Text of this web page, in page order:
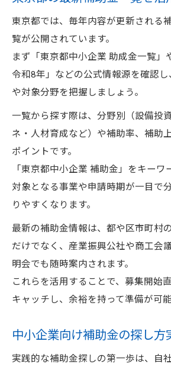
令和８年の補助金制度選びの
令和8年東京都補助金探し
中小企業が令和8年補助金
ト
補助金探し方で見落としが
度
東京都中小企業補助金令和
令和8年の新しい補助金探
自社課題別に補助金を絞り込
中小企業の課題別補助金探
自社課題に合う東京都補助
補助金探し方で課題別に制
法
中小企業の補助金探し方と
ント
東京都補助金探し方で自社
東京都では、毎年内容が更新される
覧が公開されています。
まず「東京都中小企業 助成金一覧」
令和8年」などの公式情報源を確認
や対象分野を把握しましょう。
一覧から探す際は、分野別（設備投
ネ・人材育成など）や補助率、補助
ポイントです。
「東京都中小企業 補助金」をキーワ
対象となる事業や申請時期が一目で
りやすくなります。
最新の補助金情報は、都や区市町村
だけでなく、産業振興公社や商工会
明会でも随時案内されます。
これらを活用することで、募集開始
キャッチし、余裕を持って準備が可能
中小企業向け補助金の探し方
実践的な補助金探しの第一歩は、自